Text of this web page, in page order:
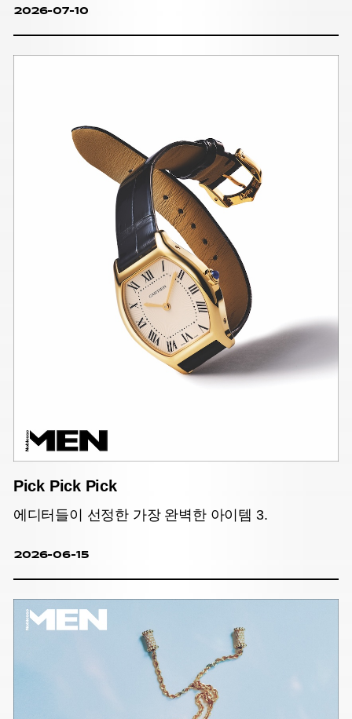
2026-07-10
Pick Pick Pick
에디터들이 선정한 가장 완벽한 아이템 3.
2026-06-15